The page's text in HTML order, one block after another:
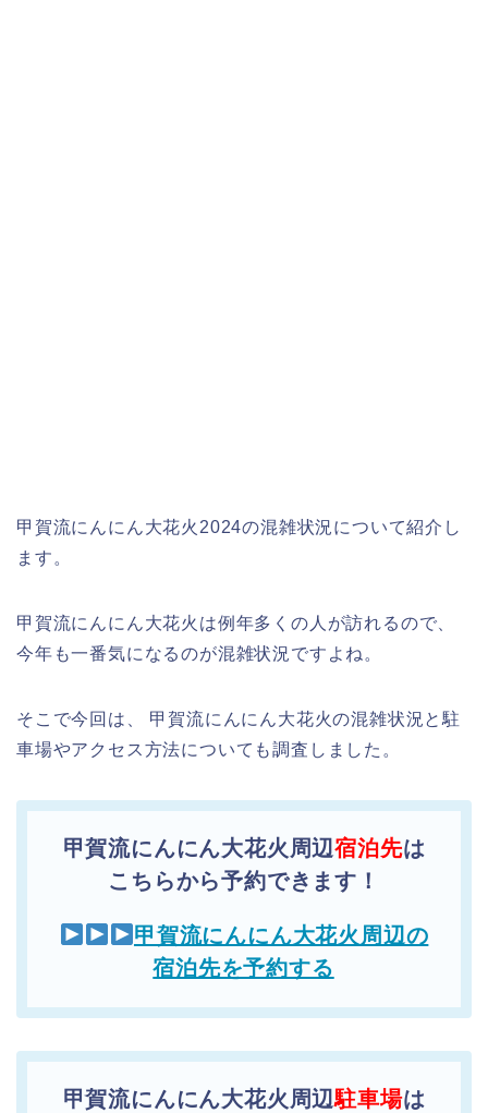
甲賀流にんにん大花火2024の混雑状況について紹介し
ます。
甲賀流にんにん大花火は例年多くの人が訪れるので、
今年も一番気になるのが混雑状況ですよね。
そこで今回は、 甲賀流にんにん大花火の混雑状況と駐
車場やアクセス方法についても調査しました。
甲賀流にんにん大花火周辺宿泊先は
こちらから予約できます！
甲賀流にんにん大花火周辺の
宿泊先を予約する
甲賀流にんにん大花火周辺駐車場は